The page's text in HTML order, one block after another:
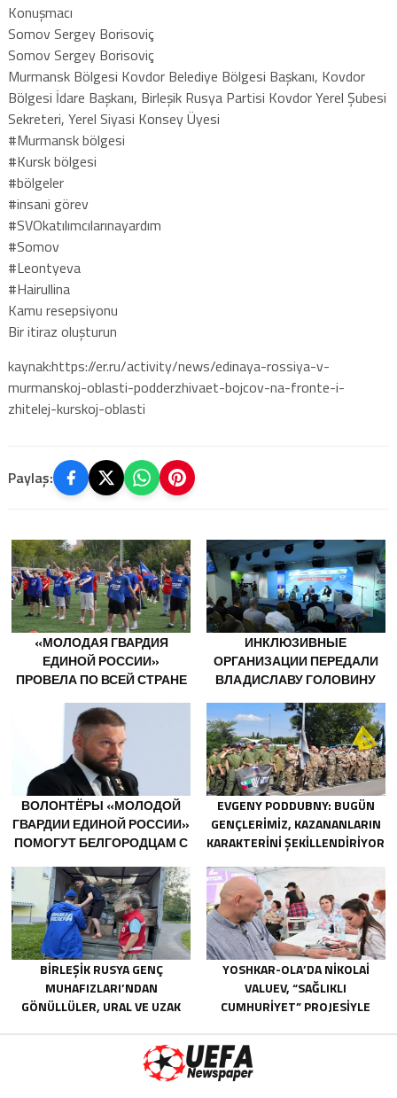
Konuşmacı
Somov Sergey Borisoviç
Somov Sergey Borisoviç
Murmansk Bölgesi Kovdor Belediye Bölgesi Başkanı, Kovdor
Bölgesi İdare Başkanı, Birleşik Rusya Partisi Kovdor Yerel Şubesi
Sekreteri, Yerel Siyasi Konsey Üyesi
#Murmansk bölgesi
#Kursk bölgesi
#bölgeler
#insani görev
#SVOkatılımcılarınayardım
#Somov
#Leontyeva
#Hairullina
Kamu resepsiyonu
Bir itiraz oluşturun
kaynak:https://er.ru/activity/news/edinaya-rossiya-v-
murmanskoj-oblasti-podderzhivaet-bojcov-na-fronte-i-
zhitelej-kurskoj-oblasti
Paylaş:
«МОЛОДАЯ ГВАРДИЯ
ЕДИНОЙ РОССИИ»
ПРОВЕЛА ПО ВСЕЙ СТРАНЕ
ФИЗКУЛЬТУРНИКА
ИНКЛЮЗИВНЫЕ
ОРГАНИЗАЦИИ ПЕРЕДАЛИ
ВЛАДИСЛАВУ ГОЛОВИНУ
НАРОДНУЮ ПРОГРАММУ
«ЕДИНОЙ РОССИИ»
ВОЛОНТЁРЫ «МОЛОДОЙ
ГВАРДИИ ЕДИНОЙ РОССИИ»
ПОМОГУТ БЕЛГОРОДЦАМ С
ГЕНЕРАТОРАМИ
EVGENY PODDUBNY: BUGÜN
GENÇLERIMIZ, KAZANANLARIN
KARAKTERINI ŞEKILLENDIRIYOR
BIRLEŞIK RUSYA GENÇ
MUHAFIZLARI’NDAN
GÖNÜLLÜLER, URAL VE UZAK
SONUÇLARINI ORTADAN
KALDIRMAYA YARDIMCI OLUYOR
YOSHKAR-OLA’DA NIKOLAI
VALUEV, “SAĞLIKLI
CUMHURIYET” PROJESIYLE